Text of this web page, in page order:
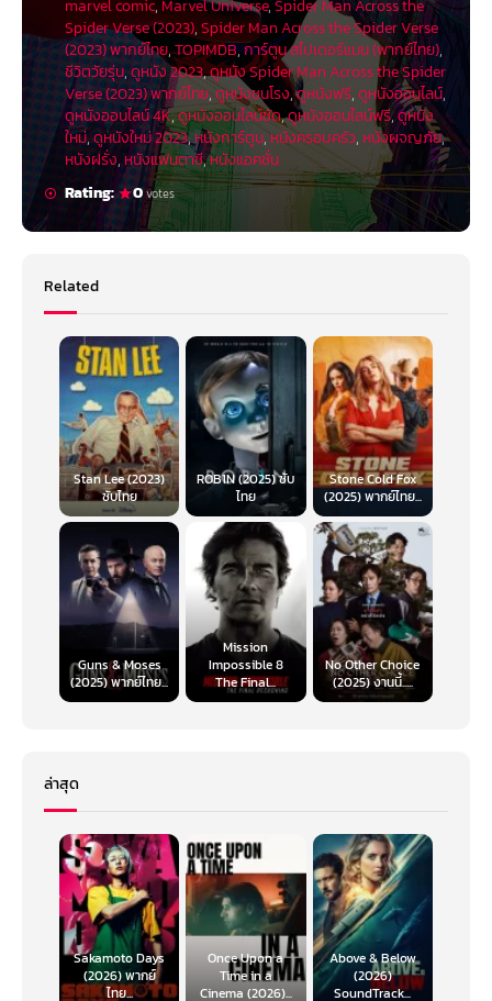
marvel comic,Marvel Universe,Spider Man Across the
Spider Verse (2023),Spider Man Across the Spider Verse
(2023) พากย์ไทย,TOPIMDB,การ์ตูน สไปเดอร์แมน (พากย์ไทย),
ชีวิตวัยรุ่น,ดูหนัง 2023,ดูหนัง Spider Man Across the Spider
Verse (2023) พากย์ไทย,ดูหนังชนโรง,ดูหนังฟรี,ดูหนังออนไลน์,
ดูหนังออนไลน์ 4K,ดูหนังออนไลน์ชัด,ดูหนังออนไลน์ฟรี,ดูหนัง
ใหม่,ดูหนังใหม่ 2023,หนังการ์ตูน,หนังครอบครัว, หนังผจญภัย,
หนังฝรั่ง,หนังแฟนตาซี,หนังแอคชั่น
Rating:
0votes
Related
Stan Lee (2023)
ซับไทย
ROB1N (2025) ซับ
ไทย
Stone Cold Fox
(2025) พากย์ไทย...
Guns & Moses
(2025) พากย์ไทย...
Mission
Impossible 8
The Final...
No Other Choice
(2025) งานนี้.....
ล่าสุด
Sakamoto Days
(2026) พากย์
ไทย...
Once Upon a
Time in a
Cinema (2026)...
Above & Below
(2026)
SoundTrack...